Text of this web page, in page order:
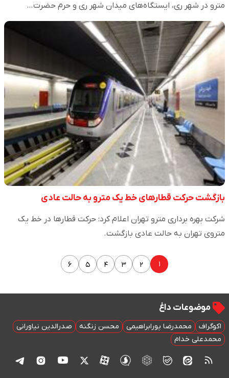
مترو در شهر ری، ایستگاه‌های میدان شهر ری و حرم حضرت…
بازگشت حرکت قطارهای خط یک مترو به حالت عادی
شرکت بهره برداری مترو تهران اعلام کرد: حرکت قطارها در خط یک
متروی تهران به حالت عادی بازگشت.
۱ ۲ ۳ ۴ ۵ ۶
موضوعات داغ
اکوگراف محمدرضا پورابراهیمی محسن زنگنه
صدرالدین نیاورانی
محمدعلی خدام